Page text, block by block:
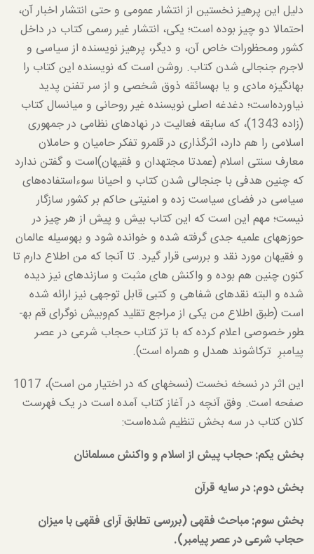
دلیل این پرهیز نخستین از انتشار عمومی و حتی انتشار اخبار آن،
احتمالا دو چیز بوده است؛ یکی، انتشار غیر رسمی کتاب در داخل
کشور ومحظورات خاص آن، و دیگر، پرهیز نویسنده از سیاسی و
لاجرم جنجالی شدن کتاب. روشن است که نویسنده این کتاب را
به­انگیزه مادی و یا به­سائقه ذوق شخصی و از سر تفنن پدید
نیاورده‌است؛ دغدغه اصلی نویسنده غیر روحانی و میان­سال کتاب
(زاده 1343)، که سابقه فعالیت در نهادهای نظامی در جمهوری
اسلامی را هم دارد، اثرگذاری در قلمرو تفکر حامیان و حاملان
معارف سنتی اسلام (عمدتا مجتهدان و فقیهان)است و گفتن ندارد
که چنین هدفی با جنجالی شدن کتاب و احیانا سوءاستفاده‌های
سیاسی در فضای سیاست زده و امنیتی حاکم بر کشور سازگار
نیست؛ مهم این است که این کتاب بیش و پیش از هر چیز در
حوزه­های علمیه جدی گرفته شده و خوانده شود و به­وسیله عالمان
و فقیهان مورد نقد و بررسی قرار گیرد. تا آنجا که من اطلاع دارم تا
کنون چنین هم بوده و واکنش های مثبت و سازنده­ای نیز دیده
شده و البته نقدهای شفاهی و کتبی قابل توجهی نیز ارائه شده
است (طبق اطلاع من یکی از مراجع تقلید کم‌و‌بیش نوگرای قم به­
طور خصوصی اعلام کرده که با تز کتاب حجاب شرعی در عصر
پیامبرِ ترکاشوند همدل و همراه است).
این اثر در نسخه نخست (نسخه­ای که در اختیار من است)، 1017
صفحه است. وفق آنچه در آغاز کتاب آمده است در یک فهرست
کلان کتاب در سه بخش تنظیم شده‌است:
بخش یکم: حجاب پیش از اسلام و واکنش مسلمانان
بخش دوم: در سایه قرآن
بخش سوم: مباحث فقهی (بررسی تطابق آرای فقهی با میزان
حجاب شرعی در عصر پیامبر).